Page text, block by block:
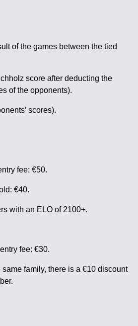
of the games between the tied
score after deducting the
of the opponents).
scores).
fee: €50.
€40.
with an ELO of 2100+.
fee: €30.
family, there is a €10 discount